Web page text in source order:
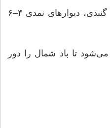
دایره‌ای کامل، سقف گنبدی، دیوارهای نمدی ۴–۶
تا باد شمال را دور